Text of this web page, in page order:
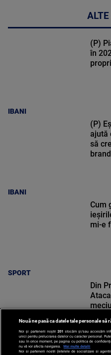
ALTE
IBANI
(P)
în
IBANI
(P)
ajută
să
SPORT
Cum
mi-e
Din
Nouă ne pasă ca datele tale personale să
Noi și partenerii noștri 201 stocăm și/sau accesăm
unici pentru prelucrarea datelor cu caracter personal.
sau în orice moment, pe pagina cu politica de
nu vă vor afecta navigarea.
Mai multe detalii
Noi si partenerii nostri (retelele de socializare si